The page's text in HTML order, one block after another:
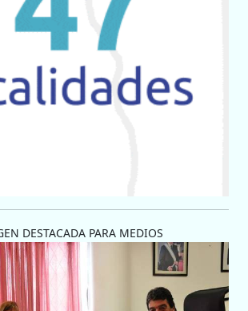
DESTACADA PARA MEDIOS